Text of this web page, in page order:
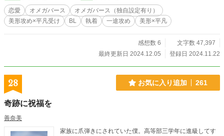
恋愛 オメガバース
オメガバース（独自設定有り）
美形攻め×平凡受け
BL 執着 一途攻め 美形×平凡
感想数 6
文字数 47,397
最終更新日 2024.12.05
登録日 2024.11.22
28 お気に入り追加 261
奇跡に祝福を
善奈美
家族に爪弾きにされていた僕。高等部三学年に進級してす